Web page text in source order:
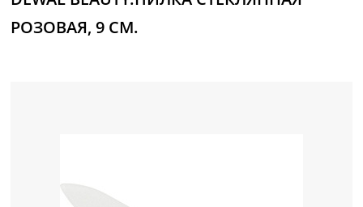
Инструменты
Маникюр
РОЗОВАЯ, 9 СМ.